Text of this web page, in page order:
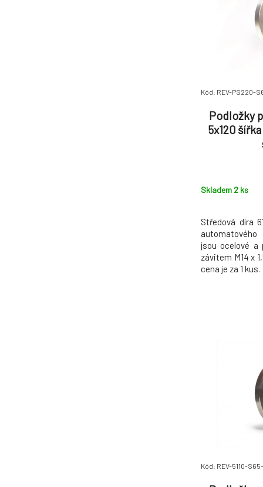
Kód: REV-PS220-
Podložky
5x120
Skladem 2 ks
Středová díra
jsou ocelové a
závitem M14 x
cena je za 1 kus.
Kód: REV-5110-